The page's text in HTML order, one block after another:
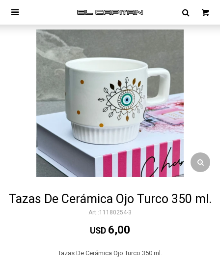

Tazas De Cerámica Ojo Turco 350 ml.
11180254-3
USD 6,00
Tazas De Cerámica Ojo Turco 350 ml.